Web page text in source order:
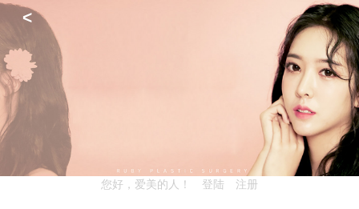
<
您好，爱美的人！ 登陆 注册